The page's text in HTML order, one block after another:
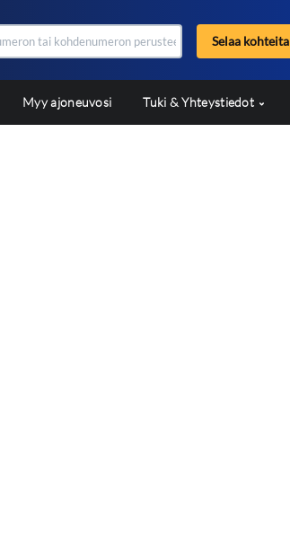
Selaa kohteita
Myy ajoneuvosi Tuki & Yhteystiedot